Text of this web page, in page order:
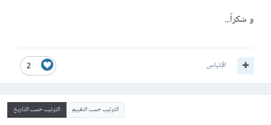
و شكراً...
2 اقتباس
الترتيب حسب التقييم الترتيب حسب التاريخ